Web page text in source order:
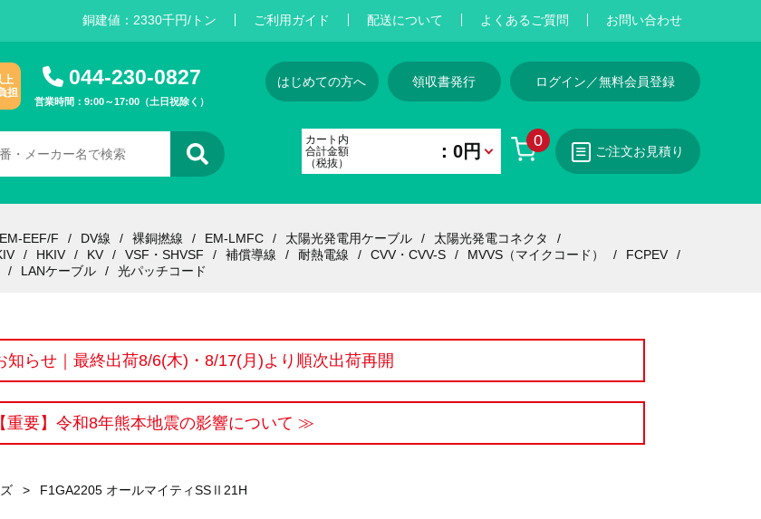
銅建値： 2330千円/トン ご利用ガイド 配送について よくあるご質問 お問い合わせ
上
担
044-230-0827
営業時間：9:00～17:00（土日祝除く）
はじめての方へ 領収書発行 ログイン／無料会員登録
0
カート内
合計金額
（税抜）
：0円 ご注文お見積り
EM-EEF/F DV線 裸銅撚線 EM-LMFC 太陽光発電用ケーブル
太陽光発電コネクタ
HKIV KV VSF・SHVSF 補償導線 耐熱電線 CVV・CVV-S MVVS（マイクコード）
FCPEV
LANケーブル 光パッチコード
知らせ｜最終出荷8/6(木)・8/17(月)より順次出荷再開
【重要】令和8年熊本地震の影響について ≫
> F1GA2205 オールマイティSSⅡ21H